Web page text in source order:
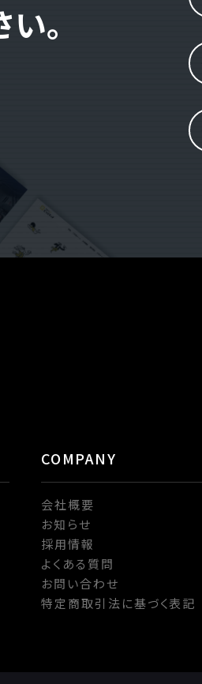
。
COMPANY
会社概要
お知らせ
採用情報
よくある質問
お問い合わせ
特定商取引法に基づく表記